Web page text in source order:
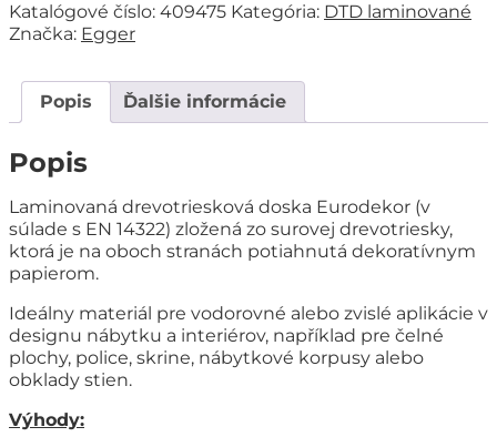
Katalógové číslo: 409475 Kategória: DTD laminované
Značka: Egger
Popis Ďalšie informácie
Popis
Laminovaná drevotriesková doska Eurodekor (v
súlade s EN 14322) zložená zo surovej drevotriesky,
ktorá je na oboch stranách potiahnutá dekoratívnym
papierom.
Ideálny materiál pre vodorovné alebo zvislé aplikácie v
designu nábytku a interiérov, například pre čelné
plochy, police, skrine, nábytkové korpusy alebo
obklady stien.
Výhody: